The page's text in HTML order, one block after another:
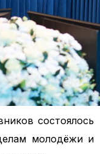
состоялось
молодёжи и